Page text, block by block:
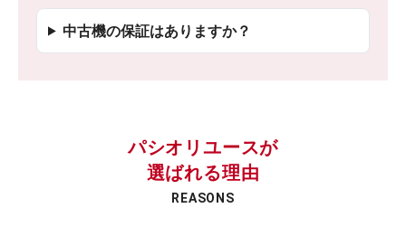
中古機の保証はありますか？
パシオリユースが
選ばれる理由
REASONS